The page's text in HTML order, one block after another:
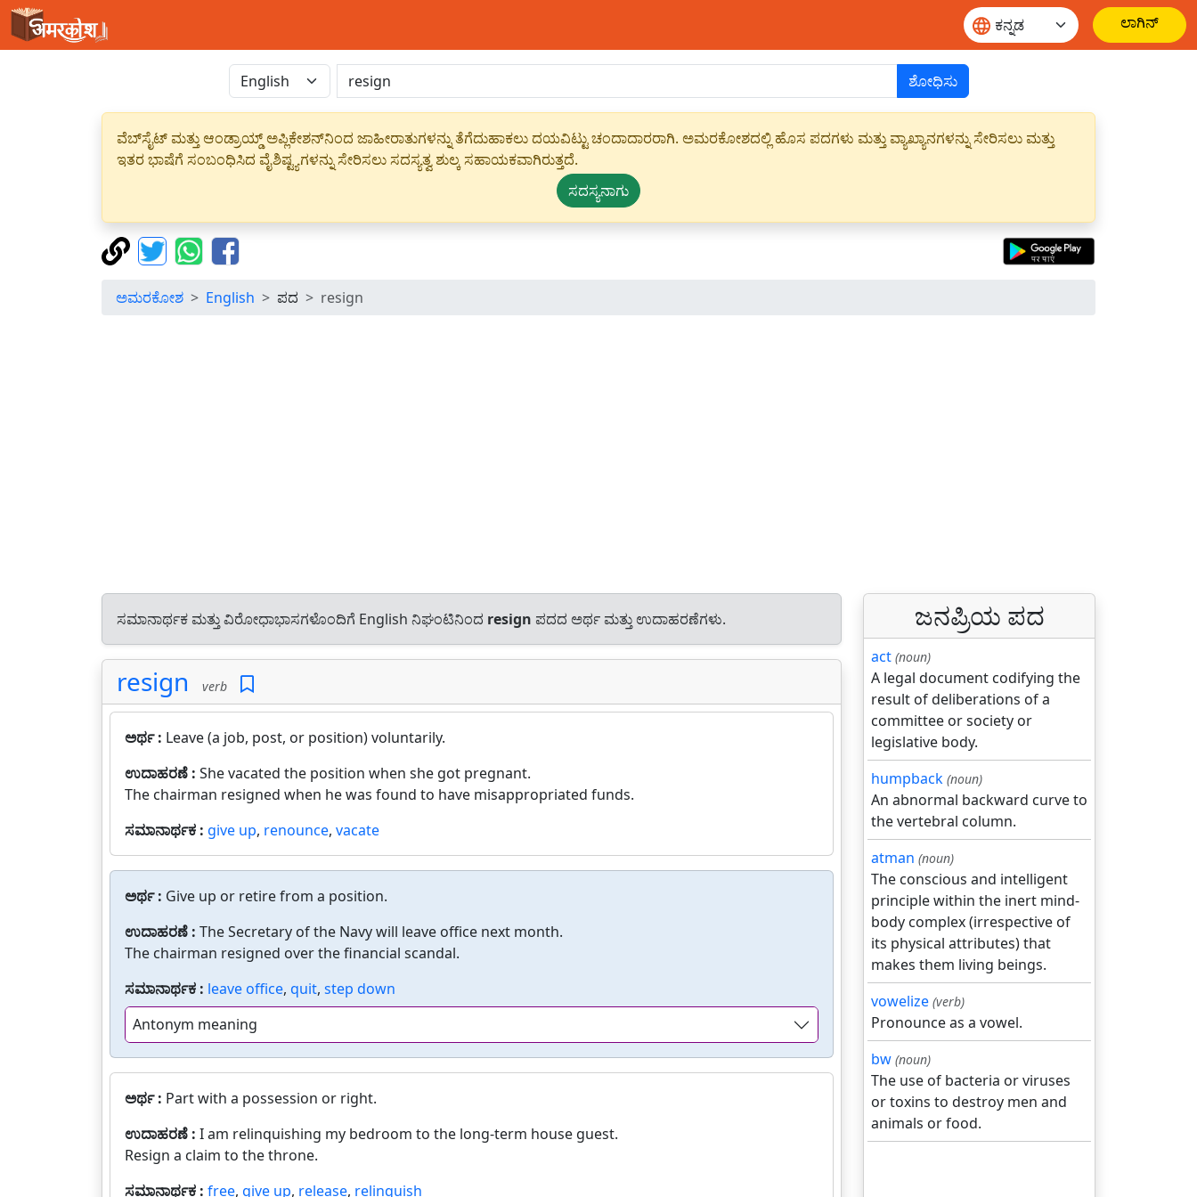
ಲಾಗಿನ್
ಶೋಧಿಸು
ವೆಬ್‌ಸೈಟ್ ಮತ್ತು ಆಂಡ್ರಾಯ್ಡ್ ಅಪ್ಲಿಕೇಶನ್‌ನಿಂದ ಜಾಹೀರಾತುಗಳನ್ನು ತೆಗೆದುಹಾಕಲು ದಯವಿಟ್ಟು ಚಂದಾದಾರರಾಗಿ. ಅಮರಕೋಶದಲ್ಲಿ ಹೊಸ ಪದಗಳು ಮತ್ತು ವ್ಯಾಖ್ಯಾನಗಳನ್ನು ಸೇರಿಸಲು ಮತ್ತು
ಇತರ ಭಾಷೆಗೆ ಸಂಬಂಧಿಸಿದ ವೈಶಿಷ್ಟ್ಯಗಳನ್ನು ಸೇರಿಸಲು ಸದಸ್ಯತ್ವ ಶುಲ್ಕ ಸಹಾಯಕವಾಗಿರುತ್ತದೆ.
ಸದಸ್ಯನಾಗು
ಅಮರಕೋಶ English ಪದ resign
ಸಮಾನಾರ್ಥಕ ಮತ್ತು ವಿರೋಧಾಭಾಸಗಳೊಂದಿಗೆ English ನಿಘಂಟಿನಿಂದ resign ಪದದ ಅರ್ಥ ಮತ್ತು ಉದಾಹರಣೆಗಳು.
resign verb
ಅರ್ಥ : Leave (a job, post, or position) voluntarily.
ಉದಾಹರಣೆ : She vacated the position when she got pregnant.
The chairman resigned when he was found to have misappropriated funds.
ಸಮಾನಾರ್ಥಕ : give up, renounce, vacate
ಅರ್ಥ : Give up or retire from a position.
ಉದಾಹರಣೆ : The Secretary of the Navy will leave office next month.
The chairman resigned over the financial scandal.
ಸಮಾನಾರ್ಥಕ : leave office, quit, step down
Antonym meaning
ಅರ್ಥ : Part with a possession or right.
ಉದಾಹರಣೆ : I am relinquishing my bedroom to the long-term house guest.
Resign a claim to the throne.
ಸಮಾನಾರ್ಥಕ : free, give up, release, relinquish
ಜನಪ್ರಿಯ ಪದ
act (noun)
A legal document codifying the
result of deliberations of a
committee or society or
legislative body.
humpback (noun)
An abnormal backward curve to
the vertebral column.
atman (noun)
The conscious and intelligent
principle within the inert mind-
body complex (irrespective of
its physical attributes) that
makes them living beings.
vowelize (verb)
Pronounce as a vowel.
bw (noun)
The use of bacteria or viruses
or toxins to destroy men and
animals or food.